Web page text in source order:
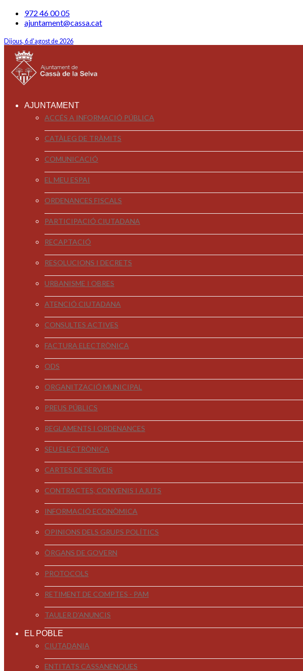
972 46 00 05
ajuntament@cassa.cat
Dijous, 6 d'agost de 2026
AJUNTAMENT
ACCÉS A INFORMACIÓ PÚBLICA
CATÀLEG DE TRÀMITS
COMUNICACIÓ
EL MEU ESPAI
ORDENANCES FISCALS
PARTICIPACIÓ CIUTADANA
RECAPTACIÓ
RESOLUCIONS I DECRETS
URBANISME I OBRES
ATENCIÓ CIUTADANA
CONSULTES ACTIVES
FACTURA ELECTRÒNICA
ODS
ORGANITZACIÓ MUNICIPAL
PREUS PÚBLICS
REGLAMENTS I ORDENANCES
SEU ELECTRÒNICA
CARTES DE SERVEIS
CONTRACTES, CONVENIS I AJUTS
INFORMACIÓ ECONÒMICA
OPINIONS DELS GRUPS POLÍTICS
ÒRGANS DE GOVERN
PROTOCOLS
RETIMENT DE COMPTES - PAM
TAULER D'ANUNCIS
EL POBLE
CIUTADANIA
ENTITATS CASSANENQUES